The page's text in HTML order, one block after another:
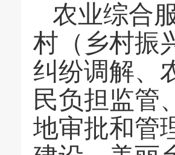
农业综合
村（乡村振
纠纷调解、
民负担监管
地审批和管